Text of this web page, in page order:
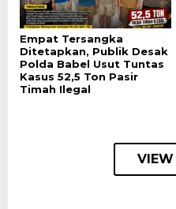
Empat Tersangka
Ditetapkan, Publik Desak
Polda Babel Usut Tuntas
Kasus 52,5 Ton Pasir
Timah Ilegal
VIEW